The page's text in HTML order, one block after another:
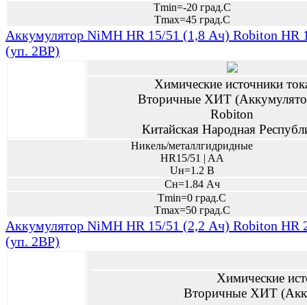
Tmin=-20 град.С
Tmax=45 град.С
Аккумулятор NiMH HR 15/51 (1,8 Ач) Robiton HR
(уп. 2BP)
Химические источники
Вторичные ХИТ
Robiton
Китайская Народная
Никель/металлгидридные
HR15/51 | AA
Uн=1.2 В
Сн=1.84 Ач
Tmin=0 град.С
Tmax=50 град.С
Аккумулятор NiMH HR 15/51 (2,2 Ач) Robiton HR
(уп. 2BP)
Химические
Вторичные ХИТ